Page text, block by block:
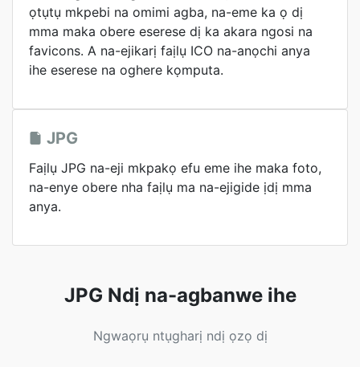
ọtụtụ mkpebi na omimi agba, na-eme ka ọ dị
mma maka obere eserese dị ka akara ngosi na
favicons. A na-ejikarị faịlụ ICO na-anọchi anya
ihe eserese na oghere kọmputa.
JPG
Faịlụ JPG na-eji mkpakọ efu eme ihe maka foto,
na-enye obere nha faịlụ ma na-ejigide ịdị mma
anya.
JPG Ndị na-agbanwe ihe
Ngwaọrụ ntụgharị ndị ọzọ dị